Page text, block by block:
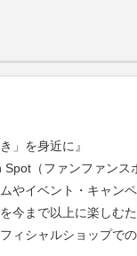
」を身近に』
（ファンファン
やイベント・キャン
今まで以上に楽しむ
ィシャルショップで